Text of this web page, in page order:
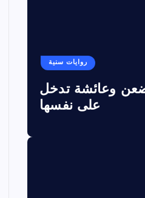
روايات سنية
وعائشة تدخل
على نفسها